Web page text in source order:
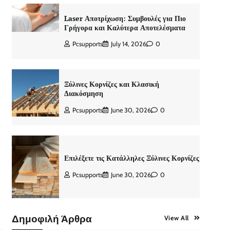
Laser Αποτρίχωση: Συμβουλές για Πιο
Γρήγορα και Καλύτερα Αποτελέσματα
Pcsupports July 14, 2026 0
Ξύλινες Κορνίζες και Κλασική
Διακόσμηση
Pcsupports June 30, 2026 0
Επιλέξετε τις Κατάλληλες Ξύλινες Κορνίζες
Pcsupports June 30, 2026 0
Δημοφιλή Άρθρα View All